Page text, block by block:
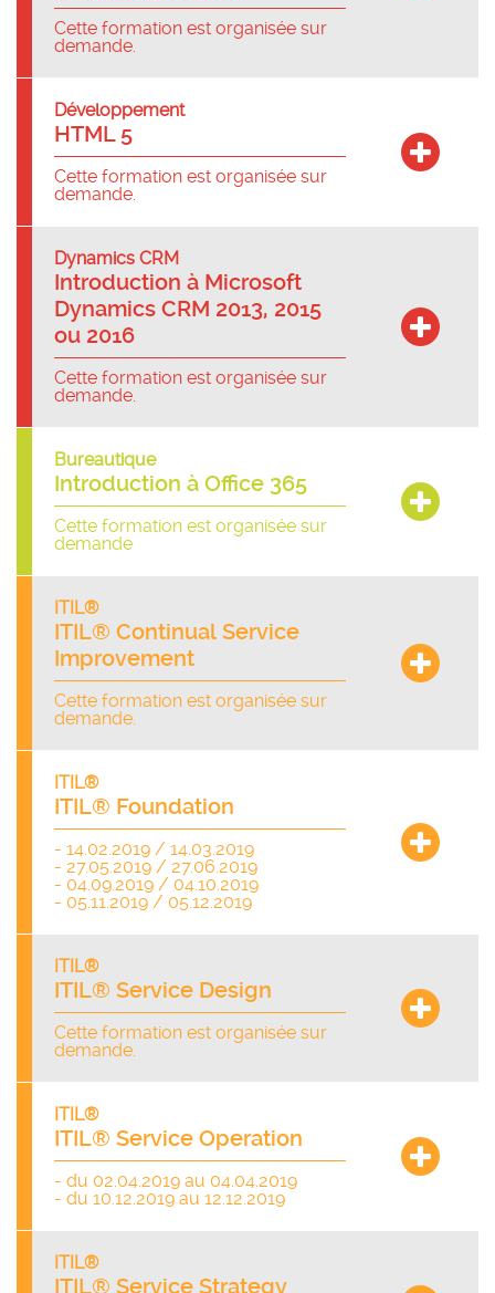
Cette formation est organisée sur
demande.
Développement
HTML 5
Cette formation est organisée sur
demande.
Dynamics CRM
Introduction à Microsoft
Dynamics CRM 2013, 2015
ou 2016
Cette formation est organisée sur
demande.
Bureautique
Introduction à Office 365
Cette formation est organisée sur
demande
ITIL®
ITIL® Continual Service
Improvement
Cette formation est organisée sur
demande.
ITIL®
ITIL® Foundation
- 14.02.2019 / 14.03.2019
- 27.05.2019 / 27.06.2019
- 04.09.2019 / 04.10.2019
- 05.11.2019 / 05.12.2019
ITIL®
ITIL® Service Design
Cette formation est organisée sur
demande.
ITIL®
ITIL® Service Operation
- du 02.04.2019 au 04.04.2019
- du 10.12.2019 au 12.12.2019
ITIL®
ITIL® Service Strategy